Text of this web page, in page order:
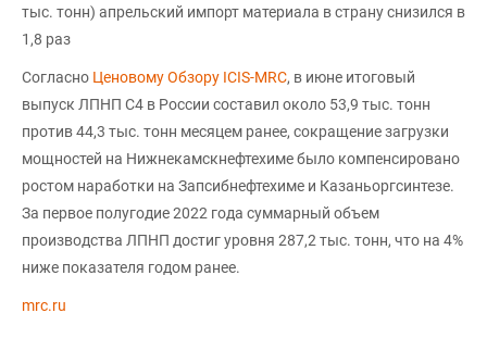
тыс. тонн) апрельский импорт материала в страну снизился в
1,8 раз
Согласно Ценовому Обзору ICIS-MRC, в июне итоговый
выпуск ЛПНП С4 в России составил около 53,9 тыс. тонн
против 44,3 тыс. тонн месяцем ранее, сокращение загрузки
мощностей на Нижнекамскнефтехиме было компенсировано
ростом наработки на Запсибнефтехиме и Казаньоргсинтезе.
За первое полугодие 2022 года суммарный объем
производства ЛПНП достиг уровня 287,2 тыс. тонн, что на 4%
ниже показателя годом ранее.
mrc.ru